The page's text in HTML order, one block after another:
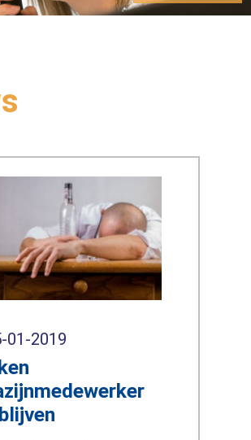
01-2019